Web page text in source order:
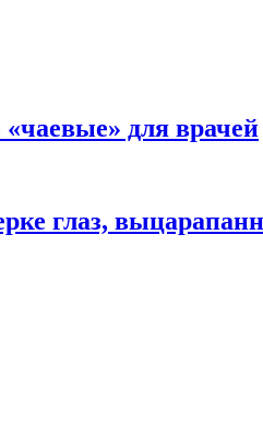
для врачей
глаз,